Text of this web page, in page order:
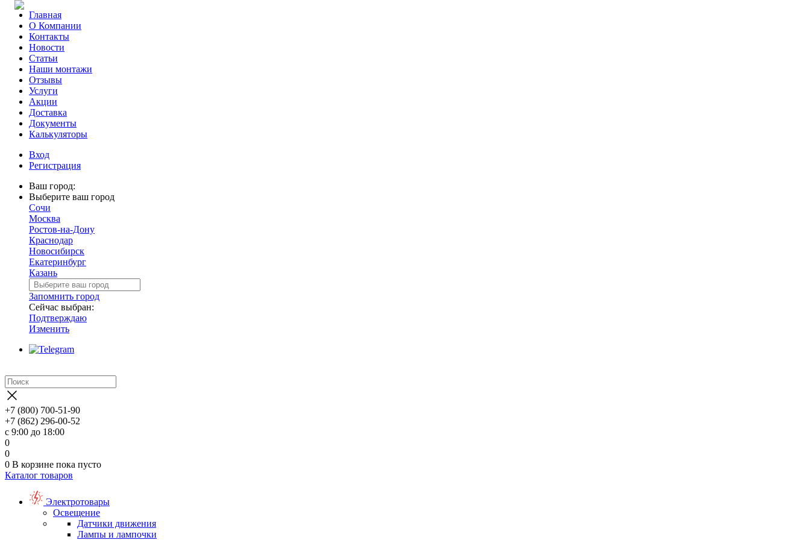
Главная
О Компании
Контакты
Новости
Статьи
Наши монтажи
Отзывы
Услуги
Акции
Доставка
Документы
Калькуляторы
Вход
Регистрация
Ваш город:
Выберите ваш город
Сочи
Москва
Ростов-на-Дону
Краснодар
Новосибирск
Екатеринбург
Казань
Запомнить город
Сейчас выбран:
Подтверждаю
Изменить
+7 (800) 700-51-90
+7 (862) 296-00-52
с 9:00 до 18:00
0
0
0 В корзине пока пусто
Каталог товаров
Электротовары
Освещение
Датчики движения
Лампы и лампочки